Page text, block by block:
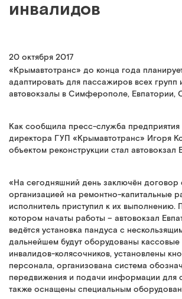
инвалидов
20 октября 2017
«Крымавтотранс» до конца года
адаптировать для пассажиров всех групп
автовокзалы в Симферополе, Евпатории,
Как сообщила пресс-служба предприятия
директора ГУП «Крымавтотранс» Игоря
объектом реконструкции стал автовокзал
«На сегодняшний день заключён договор
организацией на ремонтно-капитальные
исполнитель приступил к их выполнению.
котором начаты работы – автовокзал
ведётся установка пандуса с
дальнейшем будут оборудованы кассовые
инвалидов-колясочников, установлены
персонала, организована система
передвижения и подачи информации для
также оснащены специальным